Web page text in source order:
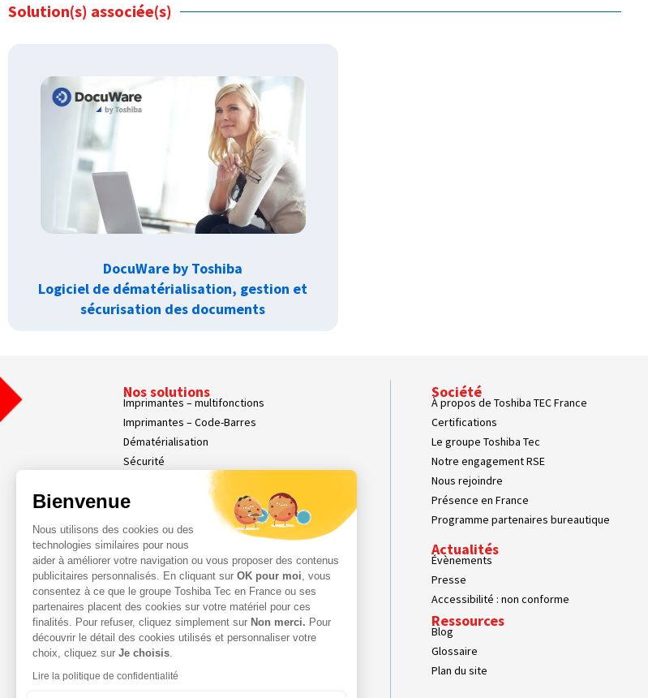
Solution(s) associée(s)
DocuWare by Toshiba
Logiciel de dématérialisation, gestion et
sécurisation des documents
Nos solutions
Imprimantes – multifonctions
Imprimantes – Code-Barres
Dématérialisation
Sécurité
Affichage dynamique
Nos Services
Services Parc d’Impression
Services Professionnels
Demande d'assistance
Contact
Espace Client
Société
À propos de Toshiba TEC France
Certifications
Le groupe Toshiba Tec
Notre engagement RSE
Nous rejoindre
Présence en France
Programme partenaires bureautique
Actualités
Évènements
Presse
Accessibilité : non conforme
Ressources
Blog
Glossaire
Plan du site
Bienvenue
Nous utilisons des cookies ou des
technologies similaires pour nous
aider à améliorer votre navigation ou vous proposer des contenus
publicitaires personnalisés. En cliquant sur OK pour moi , vous
consentez à ce que le groupe Toshiba Tec en France ou ses
partenaires placent des cookies sur votre matériel pour ces
finalités. Pour refuser, cliquez simplement sur Non merci. Pour
découvrir le détail des cookies utilisés et personnaliser votre
choix, cliquez sur Je choisis
Lire la politique de confidentialité